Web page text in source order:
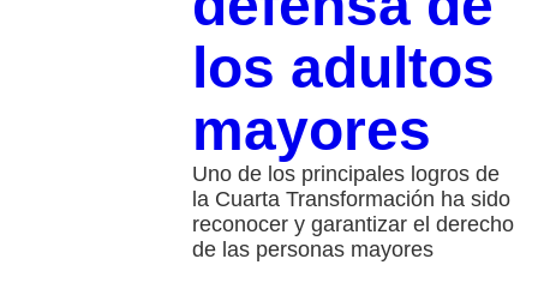
los adultos
mayores
Uno de los principales logros de
la Cuarta Transformación ha sido
reconocer y garantizar el derecho
de las personas mayores